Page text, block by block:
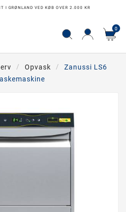
I GRØNLAND VED KØB OVER 2.000 KR
0
Opvask
Zanussi LS6